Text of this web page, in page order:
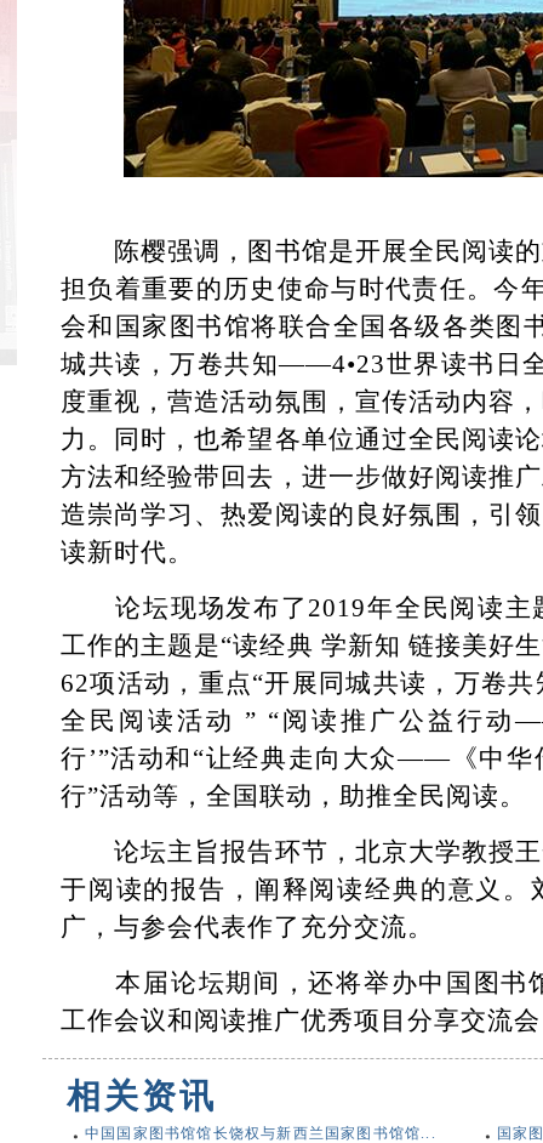
陈樱强调，图书馆是开展全民阅读的
担负着重要的历史使命与时代责任。今
会和国家图书馆将联合全国各级各类图
城共读，万卷共知——4•23世界读书日
度重视，营造活动氛围，宣传活动内容
力。同时，也希望各单位通过全民阅读
方法和经验带回去，进一步做好阅读推
造崇尚学习、热爱阅读的良好氛围，引
读新时代。
论坛现场发布了2019年全民阅读主
工作的主题是“读经典 学新知 链接美好
62项活动，重点“开展同城共读，万卷
全民阅读活动 ” “阅读推广公益行动
行’”活动和“让经典走向大众——《中华
行”活动等，全国联动，助推全民阅读。
论坛主旨报告环节，北京大学教授王
于阅读的报告，阐释阅读经典的意义
广，与参会代表作了充分交流。
本届论坛期间，还将举办中国图书
工作会议和阅读推广优秀项目分享交流
相关资讯
中国国家图书馆馆长饶权与新西兰国家图书馆馆...
国家